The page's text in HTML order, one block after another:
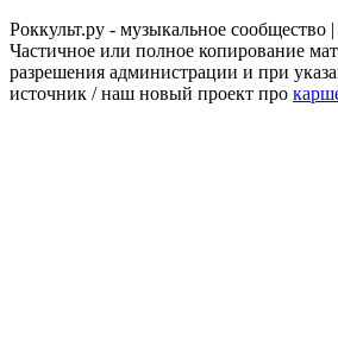
Роккульт.ру - музыкальное сообщество
Частичное или полное копирование
разрешения администрации и при
источник / наш новый проект про